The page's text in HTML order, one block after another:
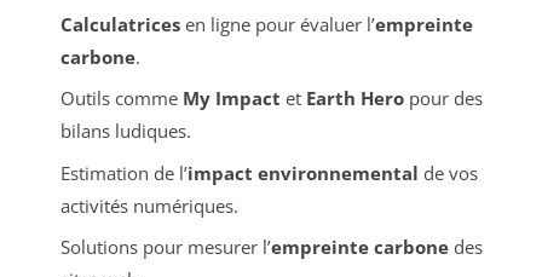
Calculatricesen ligne pour évaluer l’empreinte
carbone.
Outils comme My Impact et Earth Heropour des
bilans ludiques.
Estimation de l’impact environnemental de vos
activités numériques.
Solutions pour mesurer l’empreinte carbonedes